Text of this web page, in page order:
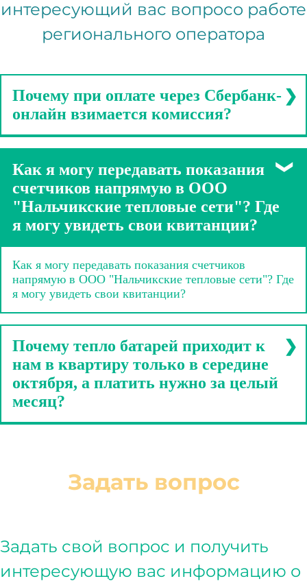
интересующий вас вопросо работе
регионального оператора
Почему при оплате через Сбербанк-
онлайн взимается комиссия?
надзора Кабардино-Балкарской Республики в
соответствии с Правилами регулирования тарифов в
сфере обращения с твердыми коммунальными
отходами, утвержденными Постановлением
Правительства РФ №484.
Помимо тарифа утверждаются также нормативы
образования отходов.
Они для разных категорий разные. Для жителей
многоквартирных домов одни, для частных домов
другие, для дачников - третьи. Размер платы за
вывоз ТКО для граждан складывается так:
Количество проживающих * норматив * тариф =
размер платы за год. Делим получившуюся цифру
на 12 и получаем размер платы в месяц.
Как я могу передавать показания
счетчиков напрямую в ООО
"Нальчикские тепловые сети"? Где
я могу увидеть свои квитанции?
Как я могу передавать показания счетчиков
напрямую в ООО "Нальчикские тепловые сети"? Где
я могу увидеть свои квитанции?
Почему тепло батарей приходит к
нам в квартиру только в середине
октября, а платить нужно за целый
месяц?
Задать вопрос
Задать свой вопрос и получить
интересующую вас информацию о